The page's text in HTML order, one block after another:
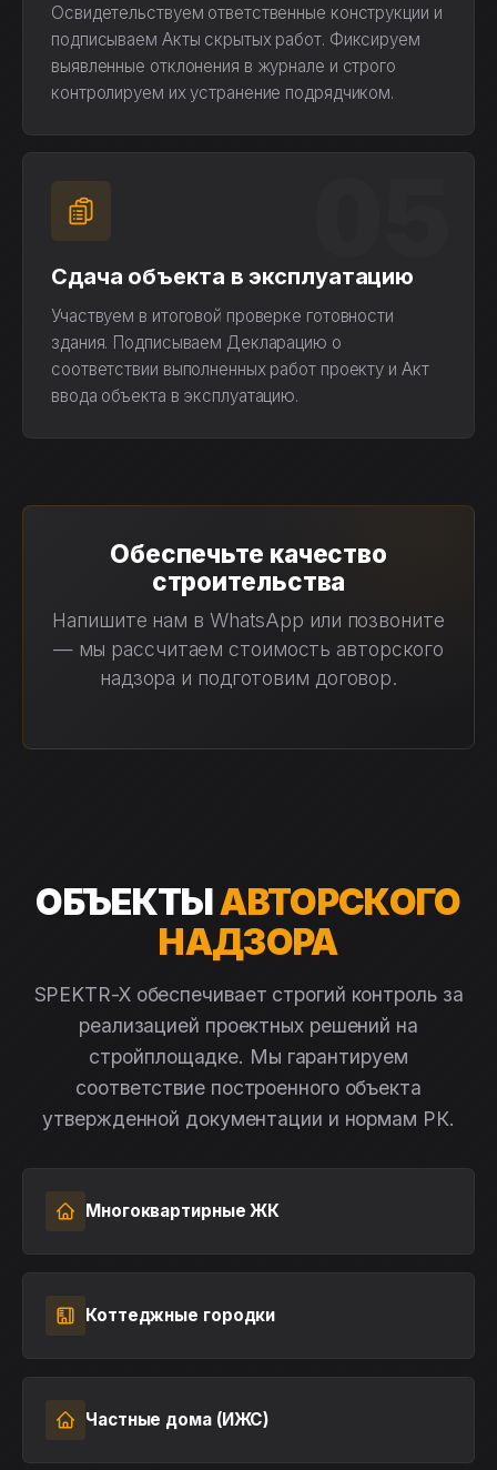
Освидетельствуем ответственные конструкции и
подписываем Акты скрытых работ. Фиксируем
выявленные отклонения в журнале и строго
контролируем их устранение подрядчиком.
Сдача объекта в эксплуатацию
Участвуем в итоговой проверке готовности
здания. Подписываем Декларацию о
соответствии выполненных работ проекту и Акт
ввода объекта в эксплуатацию.
Обеспечьте качество
строительства
Напишите нам в WhatsApp или позвоните
— мы рассчитаем стоимость авторского
надзора и подготовим договор.
ОБЪЕКТЫАВТОРСКОГО
НАДЗОРА
SPEKTR-X обеспечивает строгий контроль за
реализацией проектных решений на
стройплощадке. Мы гарантируем
соответствие построенного объекта
утвержденной документации и нормам РК.
Многоквартирные ЖК
Коттеджные городки
Частные дома (ИЖС)